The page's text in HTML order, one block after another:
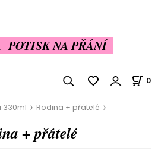
POTISK NA PŘÁNÍ
0
330ml Rodina + přátelé
+ přátelé